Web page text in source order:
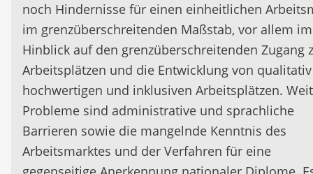
noch Hindernisse für einen einheitlichen
im grenzüberschreitenden Maßstab, vor allem im
Hinblick auf den grenzüberschreitenden Zugang
Arbeitsplätzen und die Entwicklung von qualitativ
hochwertigen und inklusiven Arbeitsplätzen.
Probleme sind administrative und sprachliche
Barrieren sowie die mangelnde Kenntnis des
Arbeitsmarktes und der Verfahren für eine